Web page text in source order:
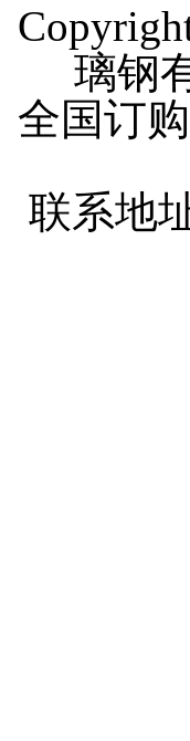
璃钢
全国订
联系地